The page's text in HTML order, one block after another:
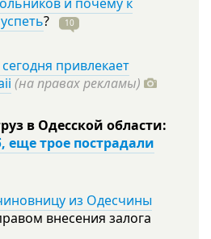
? 10
привлекает
(на правах рекламы)
в Одесской области:
еще трое пострадали
из Одесчины
внесения залога